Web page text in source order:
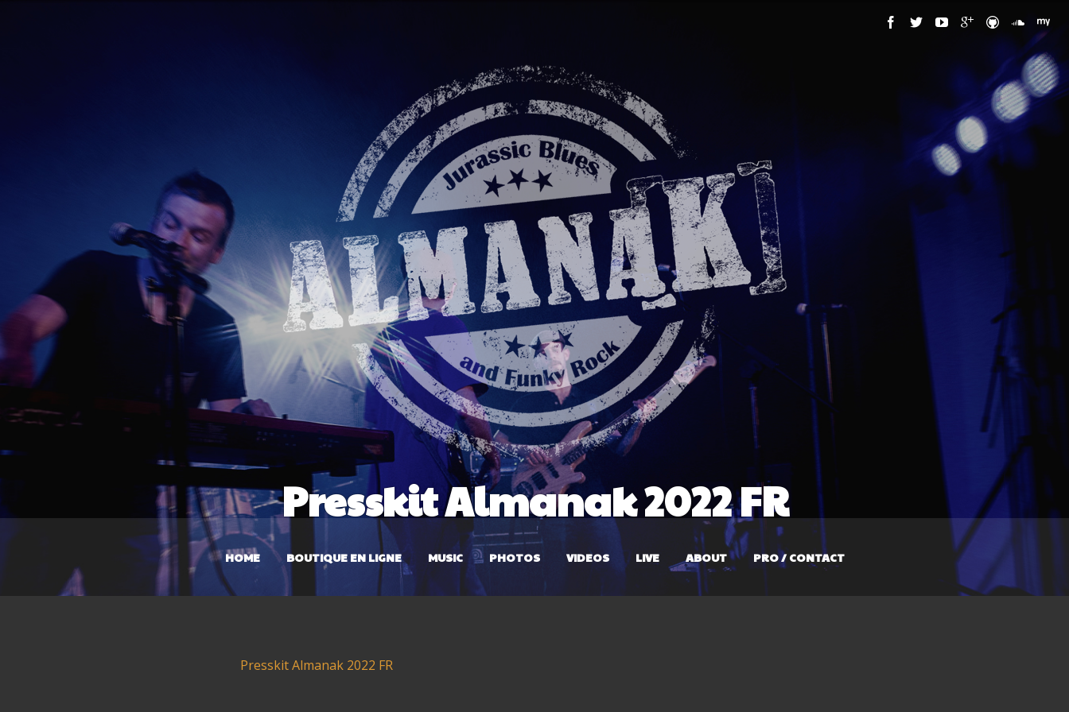
HOME BOUTIQUE EN LIGNE MUSIC PHOTOS VIDEOS LIVE ABOUT PRO / CONTACT
Presskit Almanak 2022 FR
Presskit Almanak 2022 FR